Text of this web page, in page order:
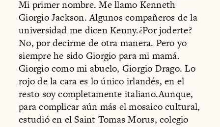
Mi primer nombre. Me llamo Kenneth
Giorgio Jackson. Algunos compañeros de la
universidad me dicen Kenny.¿Por joderte?
No, por decirme de otra manera. Pero yo
siempre he sido Giorgio para mi mamá.
Giorgio como mi abuelo, Giorgio Drago. Lo
rojo de la cara es lo único irlandés, en el
resto soy completamente italiano.Aunque,
para complicar aún más el mosaico cultural,
estudió en el Saint Tomas Morus, colegio